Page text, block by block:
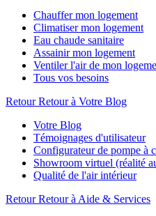
Chauffer mon logement
Climatiser mon logement
Eau chaude sanitaire
Assainir mon logement
Ventiler l'air de mon
Tous vos besoins
Retour Retour à Votre Blog
Votre Blog
Témoignages d'utilisateur
Configurateur de pompe à
Showroom virtuel (réalité
Qualité de l'air intérieur
Retour Retour à Aide & Services